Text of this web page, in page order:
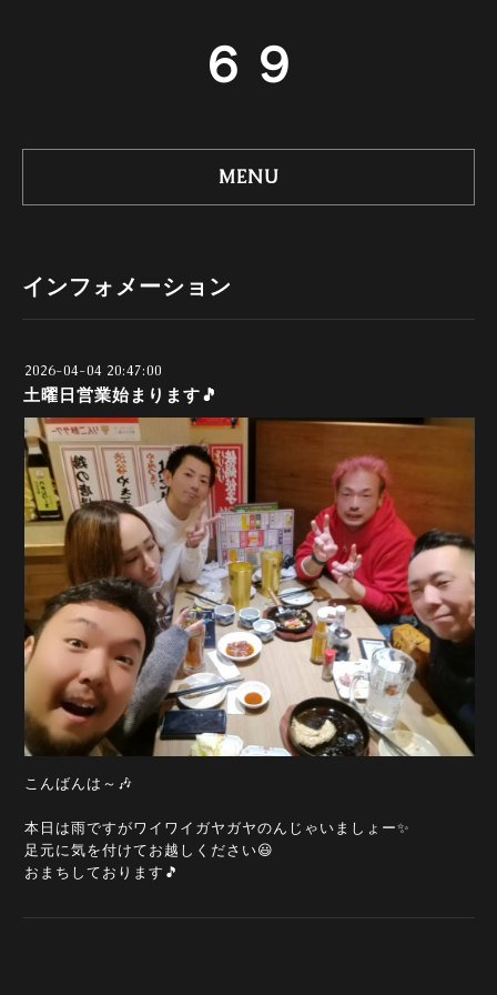
６９
MENU
インフォメーション
2026-04-04 20:47:00
土曜日営業始まります🎵
こんばんは～🎶
本日は雨ですがワイワイガヤガヤのんじゃいましょー✨
足元に気を付けてお越しください😃
おまちしております🎵